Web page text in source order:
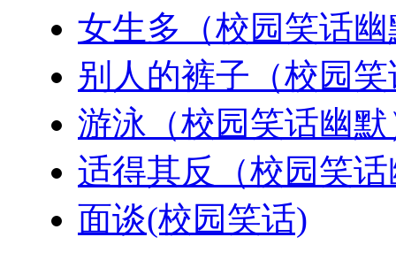
女生多（校园笑话
别人的裤子（校园
游泳（校园笑话幽默
适得其反（校园笑
面谈(校园笑话)